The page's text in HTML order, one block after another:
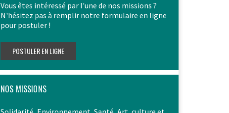
Vous êtes intéressé par l'une de nos missions ?
N'hésitez pas à remplir notre formulaire en ligne
pour postuler !
NOS MISSIONS